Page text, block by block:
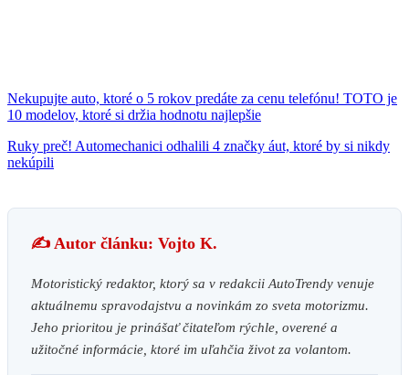
Nekupujte auto, ktoré o 5 rokov predáte za cenu telefónu! TOTO je
10 modelov, ktoré si držia hodnotu najlepšie
Ruky preč! Automechanici odhalili 4 značky áut, ktoré by si nikdy
nekúpili
✍️ Autor článku: Vojto K.
Motoristický redaktor, ktorý sa v redakcii AutoTrendy venuje
aktuálnemu spravodajstvu a novinkám zo sveta motorizmu.
Jeho prioritou je prinášať čitateľom rýchle, overené a
užitočné informácie, ktoré im uľahčia život za volantom.